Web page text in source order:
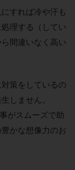
すれば冷や汗も
理する（してい
間違いなく高い
策をしているの
しません。
がスムーズで助
かな想像力のお